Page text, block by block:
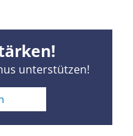
unterstützen!